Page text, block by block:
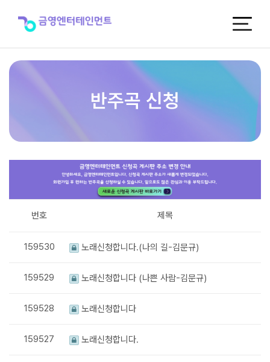
반주곡 신청
번호 제목
159530 노래신청합니다.(나의 길-김문규)
159529 노래신청합니다 (나쁜 사람-김문규)
159528 노래신청합니다
159527 노래신청합니다.